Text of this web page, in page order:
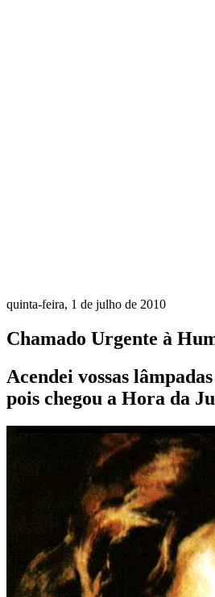
quinta-feira, 1 de julho de 2010
Chamado Urgente à
Acendei vossas
pois chegou a Hora da